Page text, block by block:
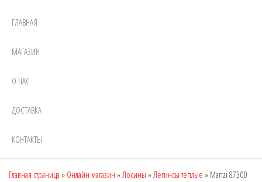
ГЛАВНАЯ
МАГАЗИН
О НАС
ДОСТАВКА
КОНТАКТЫ
Главная страница » Онлайн магазин »Лосины »Легинсы теплые » Manzi 87300